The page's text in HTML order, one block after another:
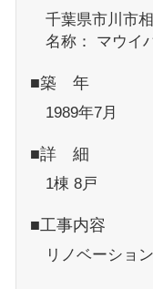
千葉県市川市
名称： マウイ
■築 年
1989年7月
■詳 細
1棟 8戸
■工事内容
リノベーショ